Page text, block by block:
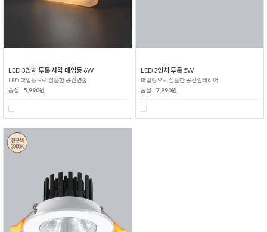
LED 3인치 투톤 사각 매입등 6W
LED 매입등으로 심플한 공간연출
품절
5,990원
LED 3인치 투톤 5W
매립형으로 심플한 공간인테리어
품절
7,990원